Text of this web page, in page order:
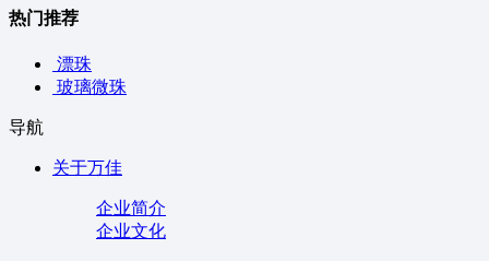
热门推荐
漂珠
玻璃微珠
导航
关于万佳
企业简介
企业文化